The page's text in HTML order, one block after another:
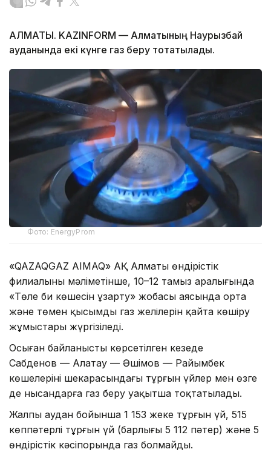
АЛМАТЫ. KAZINFORM — Алматының Наурызбай
ауданында екі күнге газ беру тоқтатылады.
Фото: EnergyProm
«QAZAQGAZ AIMAQ» АҚ Алматы өндірістік
филиалының мәліметінше, 10–12 тамыз аралығында
«Төле би көшесін ұзарту» жобасы аясында орта
және төмен қысымды газ желілерін қайта көшіру
жұмыстары жүргізіледі.
Осыған байланысты көрсетілген кезеңде
Сабденов — Алатау — Әшімов — Райымбек
көшелерінің шекарасындағы тұрғын үйлер мен өзге
де нысандарға газ беру уақытша тоқтатылады.
Жалпы аудан бойынша 1 153 жеке тұрғын үй, 515
көппәтерлі тұрғын үй (барлығы 5 112 пәтер) және 5
өндірістік кәсіпорында газ болмайды.